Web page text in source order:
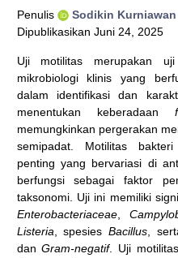
Penulis
Sodikin Kurniawan
Dipublikasikan Juni 24, 2025
Uji motilitas merupakan
mikrobiologi klinis yang
dalam identifikasi dan
menentukan keberadaan
memungkinkan pergerakan
semipadat. Motilitas
penting yang bervariasi di
berfungsi sebagai faktor
taksonomi. Uji ini memiliki
Enterobacteriaceae,
Listeria , spesiesBacillus ,
danGram-negatif. Uji